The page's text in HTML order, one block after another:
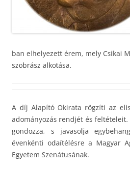
ban elhelyezett érem, mely Csikai
szobrász alkotása.
A díj Alapító Okirata rögzíti az
adományozás rendjét és
gondozza, s javasolja
évenkénti odaítélésre a Magyar
Egyetem Szenátusának.